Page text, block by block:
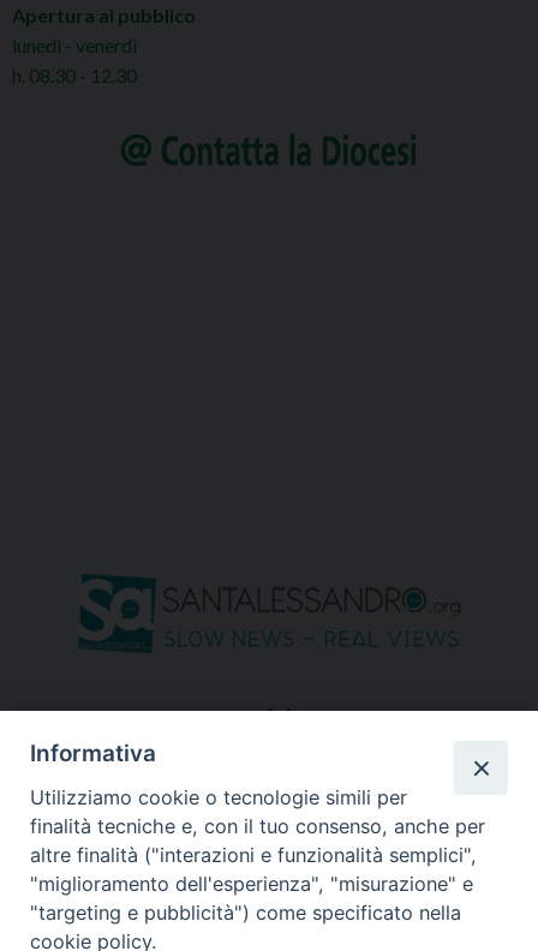
i
g
Apertura al pubblico
lunedì - venerdì
h. 08.30 - 12.30
seguici su
Informativa
Utilizziamo cookie o tecnologie simili per
finalità tecniche e, con il tuo consenso, anche per
altre finalità ("interazioni e funzionalità semplici",
"miglioramento dell'esperienza", "misurazione" e
"targeting e pubblicità") come specificato nella
cookie policy.